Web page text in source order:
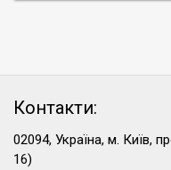
Контакти:
02094, Україна, м. Київ,
16)